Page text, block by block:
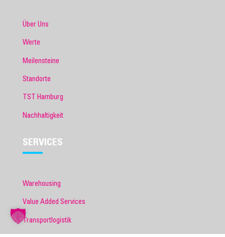
Über Uns
Werte
Meilensteine
Standorte
TST Hamburg
Nachhaltigkeit
SERVICES
Warehousing
Value Added Services
Transportlogistik